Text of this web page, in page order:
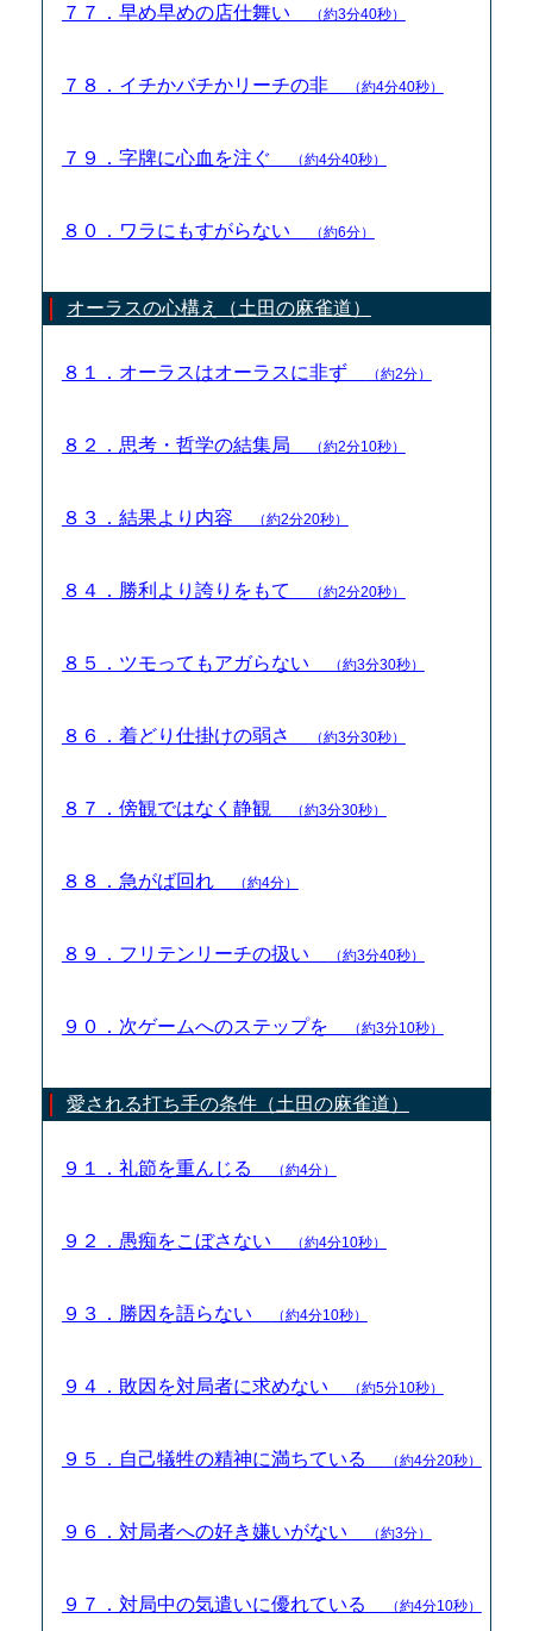
７７．早め早めの店仕舞い （約3分40秒）
７８．イチかバチかリーチの非 （約4分40秒）
７９．字牌に心血を注ぐ （約4分40秒）
８０．ワラにもすがらない （約6分）
オーラスの心構え（土田の麻雀道）
８１．オーラスはオーラスに非ず （約2分）
８２．思考・哲学の結集局 （約2分10秒）
８３．結果より内容 （約2分20秒）
８４．勝利より誇りをもて （約2分20秒）
８５．ツモってもアガらない （約3分30秒）
８６．着どり仕掛けの弱さ （約3分30秒）
８７．傍観ではなく静観 （約3分30秒）
８８．急がば回れ （約4分）
８９．フリテンリーチの扱い （約3分40秒）
９０．次ゲームへのステップを （約3分10秒）
愛される打ち手の条件（土田の麻雀道）
９１．礼節を重んじる （約4分）
９２．愚痴をこぼさない （約4分10秒）
９３．勝因を語らない （約4分10秒）
９４．敗因を対局者に求めない （約5分10秒）
９５．自己犠牲の精神に満ちている （約4分20秒）
９６．対局者への好き嫌いがない （約3分）
９７．対局中の気遣いに優れている （約4分10秒）